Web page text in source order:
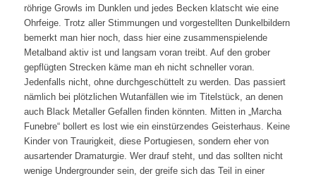
röhrige Growls im Dunklen und jedes Becken klatscht wie eine
Ohrfeige. Trotz aller Stimmungen und vorgestellten Dunkelbildern
bemerkt man hier noch, dass hier eine zusammenspielende
Metalband aktiv ist und langsam voran treibt. Auf den grober
gepflügten Strecken käme man eh nicht schneller voran.
Jedenfalls nicht, ohne durchgeschüttelt zu werden. Das passiert
nämlich bei plötzlichen Wutanfällen wie im Titelstück, an denen
auch Black Metaller Gefallen finden könnten. Mitten in „Marcha
Funebre“ bollert es lost wie ein einstürzendes Geisterhaus. Keine
Kinder von Traurigkeit, diese Portugiesen, sondern eher von
ausartender Dramaturgie. Wer drauf steht, und das sollten nicht
wenige Undergrounder sein, der greife sich das Teil in einer